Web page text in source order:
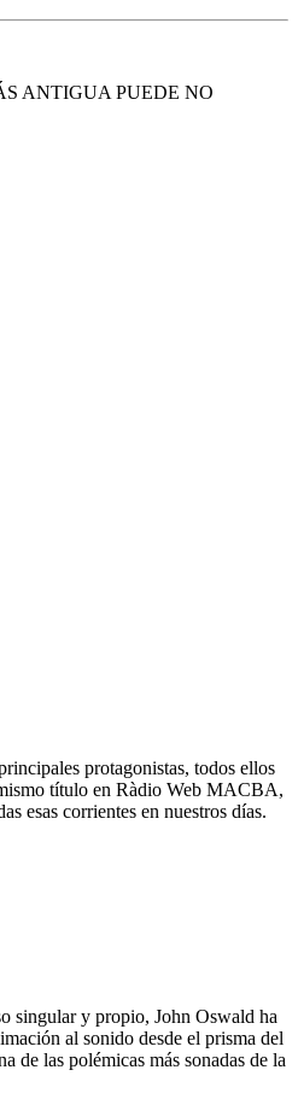
ANTIGUA PUEDE NO
protagonistas, todos ellos
título en Ràdio Web MACBA,
esas corrientes en nuestros días.
singular y propio, John Oswald ha
al sonido desde el prisma del
de las polémicas más sonadas de la